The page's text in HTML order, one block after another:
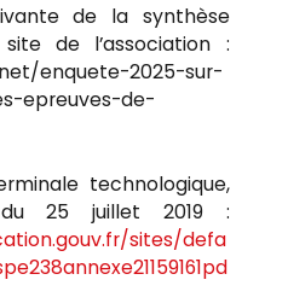
de la synthèse
de l’association :
enquete-2025-sur-
epreuves-de-
technologique,
25 juillet 2019 :
sites/defa